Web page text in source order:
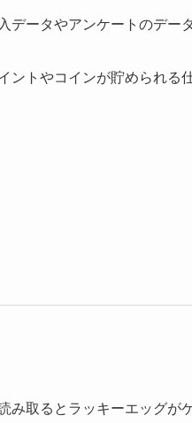
データやアンケートのデー
ントやコインが貯められる
み取るとラッキーエッグが